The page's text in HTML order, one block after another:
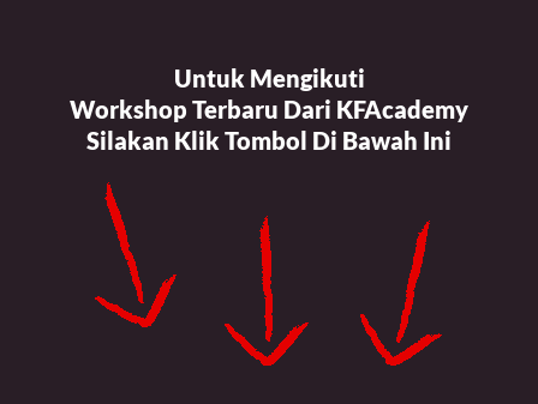
Untuk Mengikuti
Workshop Terbaru Dari KFAcademy
Silakan Klik Tombol Di Bawah Ini